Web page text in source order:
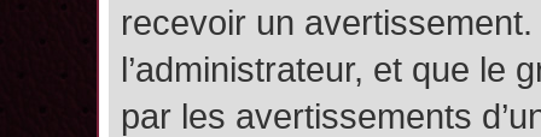
recevoir un
l’administrateur, et que le
par les avertissements